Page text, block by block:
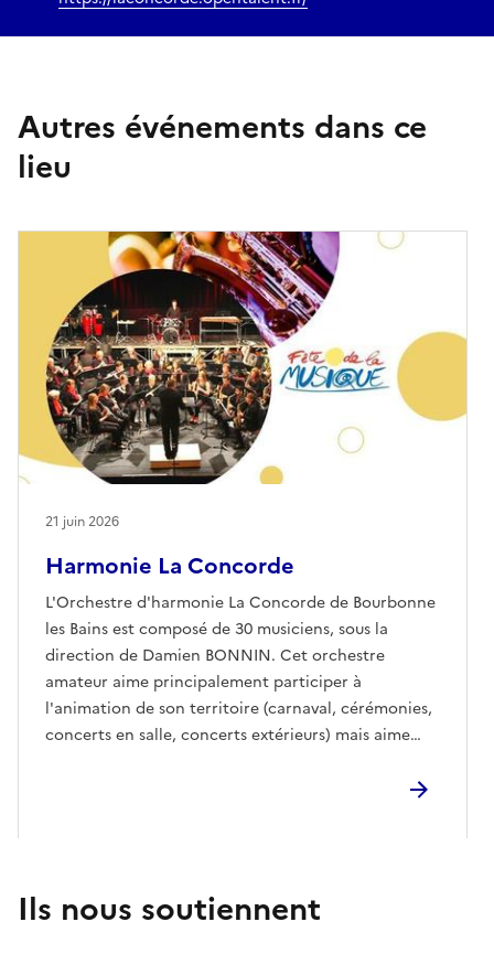
Autres événements dans ce
lieu
Harmonie La Concorde
L'Orchestre d'harmonie La Concorde de Bourbonne
les Bains est composé de 30 musiciens, sous la
direction de Damien BONNIN. Cet orchestre
amateur aime principalement participer à
l'animation de son territoire (carnaval, cérémonies,
concerts en salle, concerts extérieurs) mais aime
amis (Bologne, Wassy, Gérardmer).Son répertoire
cette année un répertoire autour des contes et
légendes, mais aussi des musiques de film et des
21 juin 2026
Ils nous soutiennent